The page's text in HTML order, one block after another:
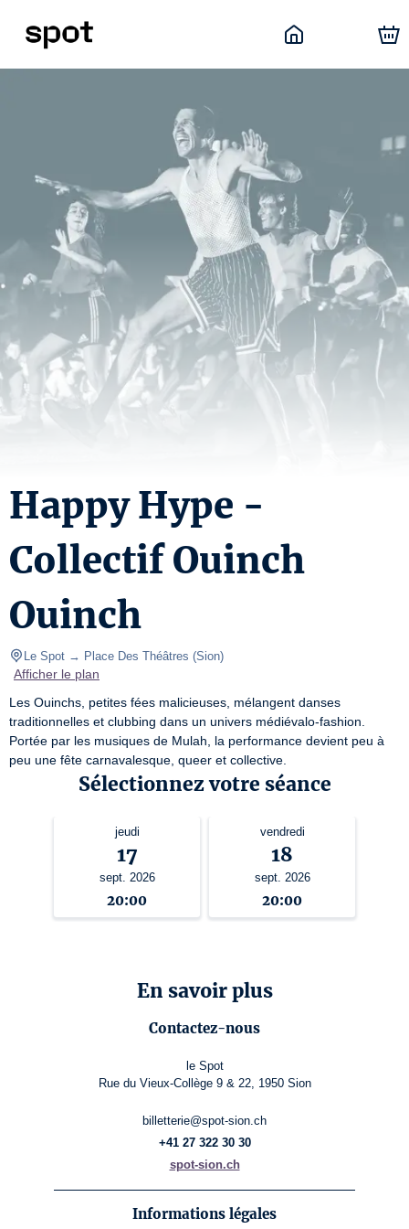
Happy Hype -
Collectif Ouinch
Ouinch
Le Spot → Place Des Théâtres (Sion)
Afficher le plan
Les Ouinchs, petites fées malicieuses, mélangent danses
traditionnelles et clubbing dans un univers médiévalo-fashion.
Portée par les musiques de Mulah, la performance devient peu à
peu une fête carnavalesque, queer et collective.
Sélectionnez votre séance
jeudi
17
sept. 2026
20:00
vendredi
18
sept. 2026
20:00
En savoir plus
Contactez-nous
le Spot
Rue du Vieux-Collège 9 & 22, 1950 Sion
billetterie@spot-sion.ch
+41 27 322 30 30
spot-sion.ch
Informations légales